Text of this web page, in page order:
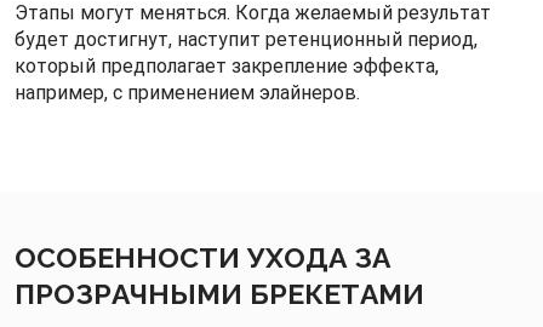
Этапы могут меняться. Когда желаемый результат
будет достигнут, наступит ретенционный период,
который предполагает закрепление эффекта,
например, с применением элайнеров.
ОСОБЕННОСТИ УХОДА ЗА
ПРОЗРАЧНЫМИ БРЕКЕТАМИ